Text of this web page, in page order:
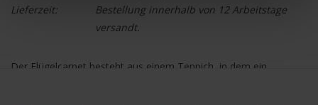
Lieferzeit:
Bestellung innerhalb von 12 Arbeitstage
versandt.
Der Flügelcarpet besteht aus einem Teppich, in dem ein